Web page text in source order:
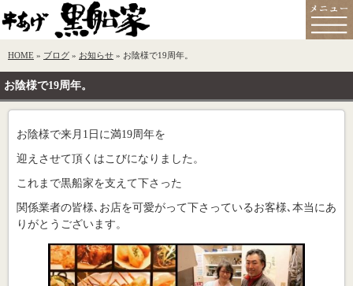
HOME » ブログ » お知らせ » お陰様で19周年。
お陰様で19周年。
お陰様で来月1日に満19周年を
迎えさせて頂くはこびになりました。
これまで黒船家を支えて下さった
関係業者の皆様､お店を可愛がって下さっているお客様､本当にあ
りがとうございます。